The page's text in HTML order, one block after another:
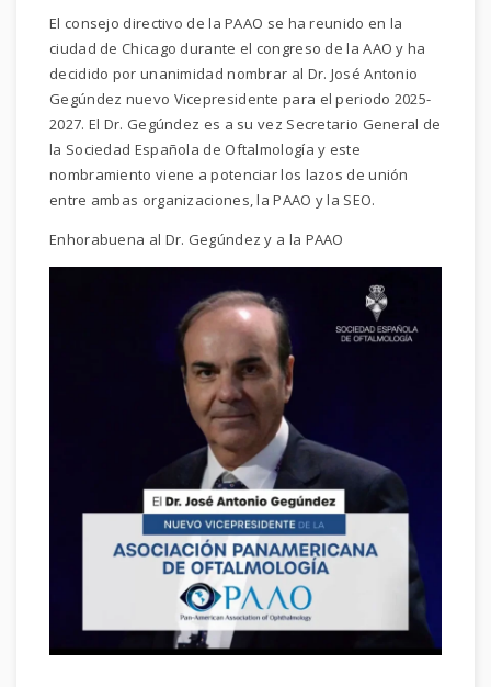
El consejo directivo de la PAAO se ha reunido en la
ciudad de Chicago durante el congreso de la AAO y ha
decidido por unanimidad nombrar al Dr. José Antonio
Gegúndez nuevo Vicepresidente para el periodo 2025-
2027. El Dr. Gegúndez es a su vez Secretario General de
la Sociedad Española de Oftalmología y este
nombramiento viene a potenciar los lazos de unión
entre ambas organizaciones, la PAAO y la SEO.
Enhorabuena al Dr. Gegúndez y a la PAAO